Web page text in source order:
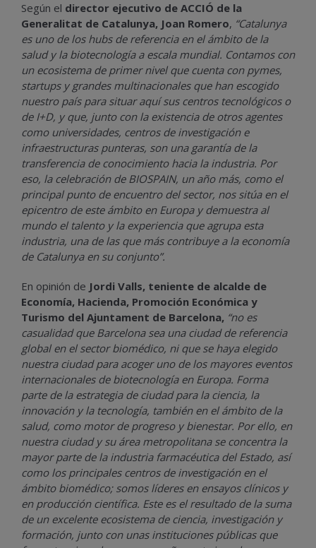
Según el director ejecutivo de ACCIÓ de la
Generalitat de Catalunya, Joan Romero, “Catalunya
es uno de los hubs de referencia en el ámbito de la
salud y la biotecnología a escala mundial. Contamos con
un ecosistema de primer nivel que cuenta con pymes,
startups y grandes multinacionales que han escogido
nuestro país para situar aquí sus centros tecnológicos o
de I+D, y que, junto con la existencia de otros agentes
como universidades, centros de investigación e
infraestructuras punteras, son una garantía de la
transferencia de conocimiento hacia la industria. Por
eso, la celebración de BIOSPAIN, un año más, como el
principal punto de encuentro del sector, nos sitúa en el
epicentro de este ámbito en Europa y demuestra al
mundo el talento y la experiencia que agrupa esta
industria, una de las que más contribuye a la economía
de Catalunya en su conjunto”.
En opinión de Jordi Valls, teniente de alcalde de
Economía, Hacienda, Promoción Económica y
Turismo del Ajuntament de Barcelona, “no es
casualidad que Barcelona sea una ciudad de referencia
global en el sector biomédico, ni que se haya elegido
nuestra ciudad para acoger uno de los mayores eventos
internacionales de biotecnología en Europa. Forma
parte de la estrategia de ciudad para la ciencia, la
innovación y la tecnología, también en el ámbito de la
salud, como motor de progreso y bienestar. Por ello, en
nuestra ciudad y su área metropolitana se concentra la
mayor parte de la industria farmacéutica del Estado, así
como los principales centros de investigación en el
ámbito biomédico; somos líderes en ensayos clínicos y
en producción científica. Este es el resultado de la suma
de un excelente ecosistema de ciencia, investigación y
formación, junto con unas instituciones públicas que